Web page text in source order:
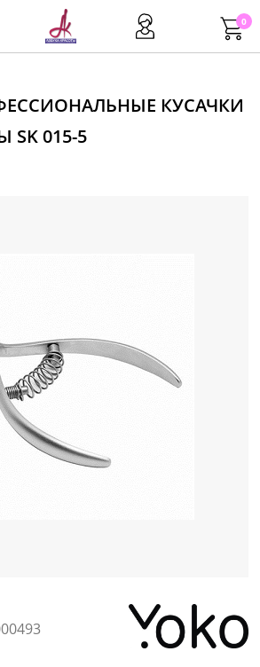
0
продукция
КУСАЧКИ
015-5